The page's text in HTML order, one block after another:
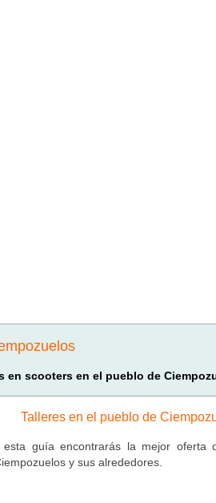
en scooters en el pueblo de
Talleres en el pueblo de
esta guía encontrarás la mejor oferta
y sus alrededores.